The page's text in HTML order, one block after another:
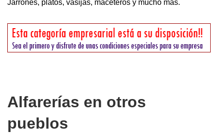
Jarrones, platos, vasijas, maceteros y mucho más.
Alfarerías en otros
pueblos